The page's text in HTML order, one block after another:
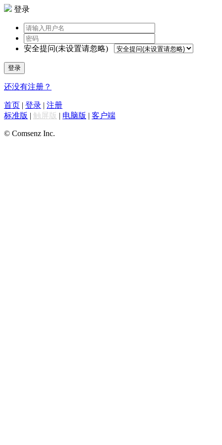
登录
安全提问(未设置请忽略)
登录
还没有注册？
首页 | 登录 | 注册
标准版 | 触屏版 | 电脑版 | 客户端
© Comsenz Inc.